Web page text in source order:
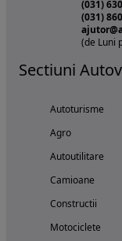
(031)
(031)
(de Luni
Sectiuni
Autoturisme
Agro
Autoutilitare
Camioane
Constructii
Motociclete